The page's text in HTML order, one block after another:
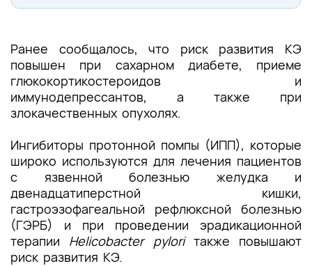
Ранее сообщалось, что риск развития КЭ
повышен при сахарном диабете, приеме
глюкокортикостероидов и
иммунодепрессантов, а также при
злокачественных опухолях.
Ингибиторы протонной помпы (ИПП), которые
широко используются для лечения пациентов
с язвенной болезнью желудка и
двенадцатиперстной кишки,
гастроэзофагеальной рефлюксной болезнью
(ГЭРБ) и при проведении эрадикационной
терапии Helicobacter pyloriтакже повышают
риск развития КЭ.